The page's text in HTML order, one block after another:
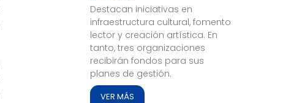
Destacan iniciativas en
infraestructura cultural, fomento
lector y creación artística. En
tanto, tres organizaciones
recibirán fondos para sus
planes de gestión.
VER MÁS